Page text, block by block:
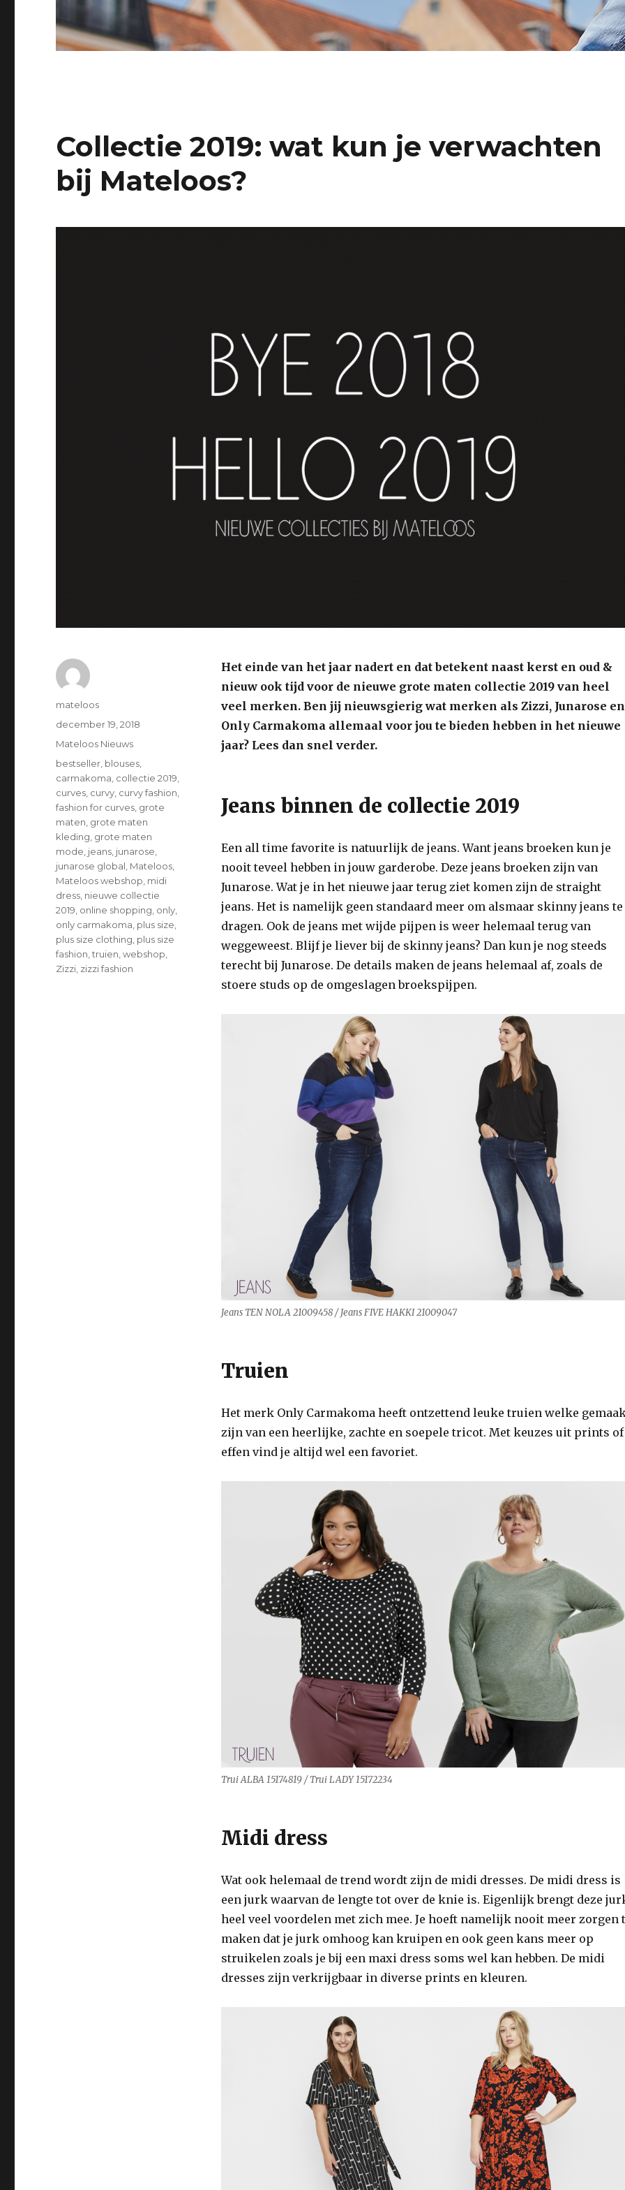
Collectie 2019: wat kun je verwachten
bij Mateloos?
Het einde van het jaar nadert en dat betekent naast kerst en oud &
nieuw ook tijd voor de nieuwe grote maten collectie 2019 van heel
veel merken. Ben jij nieuwsgierig wat merken als Zizzi, Junarose en
Only Carmakoma allemaal voor jou te bieden hebben in het nieuwe
jaar? Lees dan snel verder.
Jeans binnen de collectie 2019
Een all time favorite is natuurlijk de jeans. Want jeans broeken kun je
nooit teveel hebben in jouw garderobe. Deze jeans broeken zijn van
Junarose. Wat je in het nieuwe jaar terug ziet komen zijn de straight
jeans. Het is namelijk geen standaard meer om alsmaar skinny jeans te
dragen. Ook de jeans met wijde pijpen is weer helemaal terug van
weggeweest. Blijf je liever bij de skinny jeans? Dan kun je nog steeds
terecht bij Junarose. De details maken de jeans helemaal af, zoals de
stoere studs op de omgeslagen broekspijpen.
Jeans TEN NOLA 21009458 / Jeans FIVE HAKKI 21009047
Truien
Het merk Only Carmakoma heeft ontzettend leuke truien welke
zijn van een heerlijke, zachte en soepele tricot. Met keuzes uit prints of
effen vind je altijd wel een favoriet.
Trui ALBA 15174819 / Trui LADY 15172234
Midi dress
Wat ook helemaal de trend wordt zijn de midi dresses. De midi dress is
een jurk waarvan de lengte tot over de knie is. Eigenlijk brengt deze
heel veel voordelen met zich mee. Je hoeft namelijk nooit meer zorgen
maken dat je jurk omhoog kan kruipen en ook geen kans meer op
struikelen zoals je bij een maxi dress soms wel kan hebben. De midi
dresses zijn verkrijgbaar in diverse prints en kleuren.
Auteur
mateloos
Geplaatst
op
december 19, 2018
Categorieën
Mateloos Nieuws
Tags
bestseller blouses
carmakoma collectie 2019
curves curvy curvy fashion
fashion for curves grote
maten grote maten
kleding grote maten
mode jeans junarose
junarose global Mateloos
Mateloos webshop midi
dress nieuwe collectie
2019 online shopping only
only carmakoma plus size
plus size clothing plus size
fashion ,truien ,webshop
Zizzi zizzi fashion